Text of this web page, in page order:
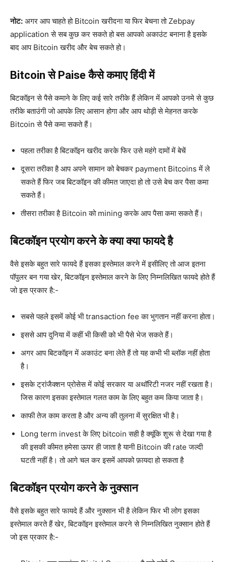
नोट: अगर आप चाहते हो Bitcoin खरीदना या फिर बेचना तो Zebpay
application से सब कुछ कर सकते हो बस आपको अकाउंट बनाना है इसके
बाद आप Bitcoin खरीद और बेच सकते हो।
Bitcoin से Paise कैसे कमाए हिंदी में
बिटकॉइन से पैसे कमाने के लिए कई सारे तरीके हैं लेकिन में आपको उनमे से कुछ
तरीके बताउंगी जो आपके लिए आसान होगा और आप थोड़ी से मेहनत करके
Bitcoin से पैसे कमा सकते हैं।
पहला तरीका है बिटकॉइन खरीद करके फिर उसे महंगे दामों में बेचें
दूसरा तरीका है आप अपने सामान को बेचकर payment Bitcoins में ले
सकते हैं फिर जब बिटकॉइन की कीमत जाएदा हो तो उसे बेच कर पैसा कमा
सकते हैं।
तीसरा तरीका है Bitcoin को mining करके आप पैसा कमा सकते हैं।
बिटकॉइन प्रयोग करने के क्या क्या फायदे है
वैसे इसके बहुत सारे फायदे हैं इसका इस्तेमाल करने में इसीलिए तो आज इतना
पॉपुलर बन गया खेर, बिटकॉइन इस्तेमाल करने के लिए निम्नलिखित फायदे होते हैं
जो इस प्रकार है:-
सबसे पहले इसमें कोई भीtransaction fee का भुगतान नहीं करना होता।
इससे आप दुनिया में कहीं भी किसी को भी पैसे भेज सकते हैं।
अगर आप बिटकॉइन में अकाउंट बना लेते हैं तो यह कभी भी ब्लॉक नहीं होता
है।
इसके ट्रांजैक्शन प्रोसेस में कोई सरकार या अथॉरिटी नजर नहीं रखता है।
जिस कारण इसका इस्तेमाल गलत काम के लिए बहुत कम किया जाता है।
काफी तेज काम करता है और अन्य की तुलना में सुरक्षित भी है।
Long term invest के लिए bitcoin सही है क्यूंकि शुरू से देखा गया है
की इसकी कीमत हमेसा ऊपर ही जाता है यानी Bitcoin की rate जल्दी
घटती नहीं है। तो आगे चल कर इसमें आपको फ़ायदा हो सकता है
बिटकॉइन प्रयोग करने के नुक्सान
वैसे इसके बहुत सारे फायदे हैं और नुक्सान भी है लेकिन फिर भी लोग इसका
इस्तेमाल करते हैं खेर, बिटकॉइन इस्तेमाल करने से निम्नलिखित नुक्सान होते हैं
जो इस प्रकार है:-